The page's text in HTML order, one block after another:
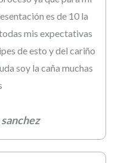
es de 10 la
mis expectativas
de esto y del cariño
soy la caña muchas